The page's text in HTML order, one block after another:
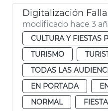
Digitalización
modificado hace 3
CULTURA Y FIESTAS
TURISMO
TODAS LAS
EN PORTADA
NORMAL